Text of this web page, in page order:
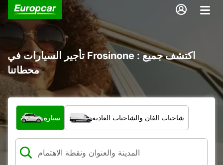
تأجير السيارات في Frosinone : اكتشف جميع
محطاتنا
ما نوع المركبة؟
سيارة شاحنات الفان والشاحنات العادية